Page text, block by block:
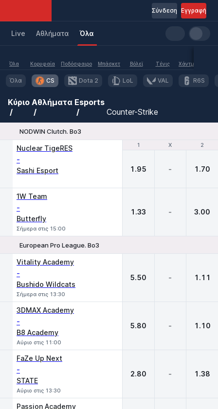
Εγγραφή
Σύνδεση
Live Aθλήματα Όλα
Όλα Κορυφαία Ποδόσφαιρο Μπάσκετ Βόλεϊ Τένις Χάντμπολ
Όλα CS Dota 2 LoL VAL R6S
Κύριο Αθλήματα Esports
Counter-Strike
NODWIN Clutch. Bo3
1 X 2
Nuclear TigeRES
-
Sashi Esport
1 X 2
1.95 - 1.70
1W Team
-
Butterfly
Σήμερα στις 15:00
1.33 - 3.00
European Pro League. Bo3
Vitality Academy
-
Bushido Wildcats
Σήμερα στις 13:30
5.50 - 1.11
3DMAX Academy
-
B8 Academy
Αύριο στις 11:00
5.80 - 1.10
FaZe Up Next
-
STATE
Αύριο στις 13:30
2.80 - 1.38
Passion Academy